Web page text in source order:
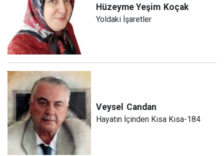
Hüzeyme Yeşim Koçak
Yoldaki İşaretler
Veysel Candan
Hayatın İçinden Kısa Kısa-184